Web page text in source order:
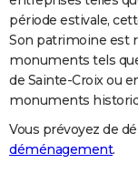
période estivale,
Son patrimoine est
monuments tels
de Sainte-Croix ou
monuments
Vous prévoyez de
déménagement.